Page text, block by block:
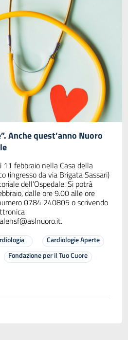
Anche quest’anno Nuoro
febbraio nella Casa della
(ingresso da via Brigata Sassari)
dell’Ospedale. Si potrà
dalle ore 9.00 alle ore
0784 240805 o scrivendo
.
Cardiologie Aperte
Fondazione per il Tuo Cuore